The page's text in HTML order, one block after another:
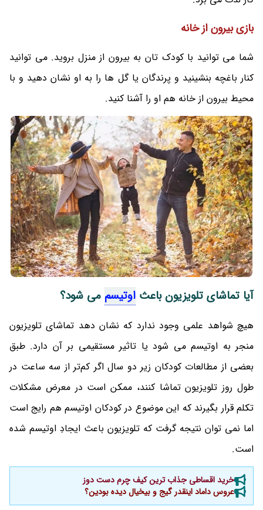
بازی بیرون از خانه
شما می توانید با کودک تان به بیرون از منزل بروید. می توانید
کنار باغچه بنشینید و پرندگان یا گل ها را به او نشان دهید و با
محیط بیرون از خانه هم او را آشنا کنید.
آیا تماشای تلویزیون باعث اوتیسم می‌ شود؟
هیچ شواهد علمی وجود ندارد که نشان دهد تماشای تلویزیون
منجر به اوتیسم می‌ شود یا تاثیر مستقیمی بر آن دارد. طبق
بعضی از مطالعات کودکان زیر دو سال اگر کم‌تر از سه ساعت در
طول روز تلویزیون تماشا کنند، ممکن است در معرض مشکلات
تکلم قرار بگیرند که این موضوع در کودکان اوتیسم هم رایج است
اما نمی توان نتیجه گرفت که تلویزیون باعث ایجادِ اوتیسم شده
است.
خرید اقساطی جذاب ترین کیف چرم دست دوز
عروس داماد اینقدر گیج و بیخیال دیده بودین؟